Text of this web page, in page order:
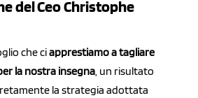
del Ceo Christophe
che ciapprestiamo a tagliare
la nostra insegna, un risultato
la strategia adottata